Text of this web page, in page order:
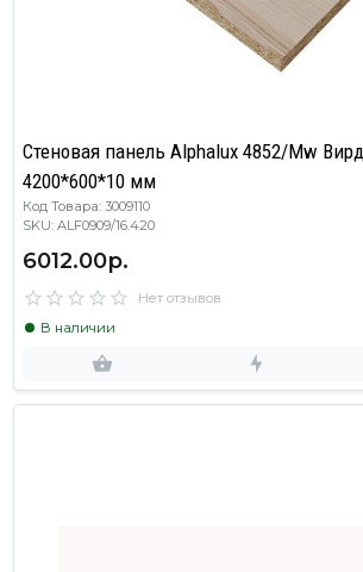
Cтеновая панель Alphalux 4852/Mw Вирджиния
4200*600*10 мм
Код Товара: 3009110
SKU: ALF0909/16.420
6012.00р.
Нет отзывов
В наличии